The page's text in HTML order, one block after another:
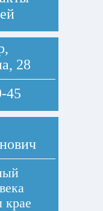
28
45
крае